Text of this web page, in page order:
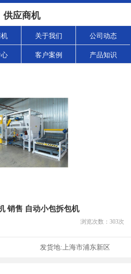
供应商机
关于我们 公司动态
客户案例 产品知识
销售 自动小包拆包机
浏览次数： 303次
发货地: 上海市浦东新区